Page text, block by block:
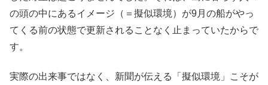
の頭の中にあるイメージ（＝擬似環境）が9月の船がやっ
てくる前の状態で更新されることなく止まっていたからで
す。
実際の出来事ではなく、新聞が伝える「擬似環境」こそが